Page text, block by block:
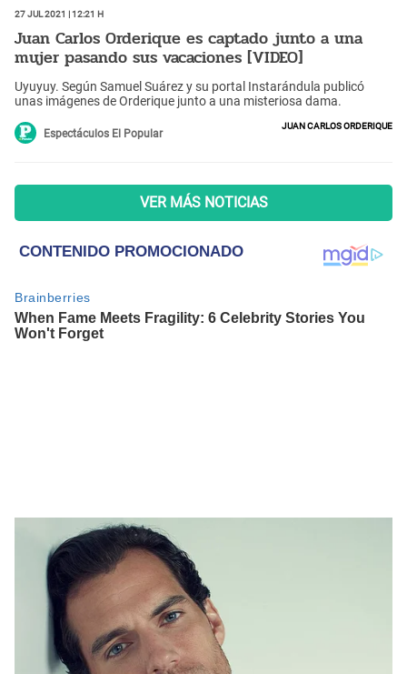
27 Jul 2021 | 12:21 h
Juan Carlos Orderique es captado junto a una
mujer pasando sus vacaciones [VIDEO]
Uyuyuy. Según Samuel Suárez y su portal Instarándula publicó
unas imágenes de Orderique junto a una misteriosa dama.
Espectáculos El Popular
Juan Carlos Orderique
VER MÁS NOTICIAS